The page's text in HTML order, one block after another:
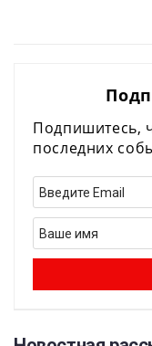
Подпишитесь,
последних